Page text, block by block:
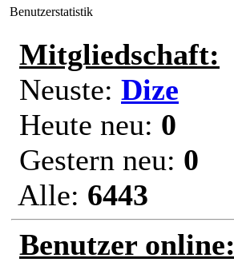
Benutzerstatistik
Mitgliedschaft:
Neuste: Dize
Heute neu: 0
Gestern neu: 0
Alle: 6443
Benutzer online: